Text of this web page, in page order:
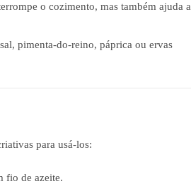
o cozimento, mas também ajuda a
pimenta-do-reino, páprica ou ervas
para usá-los:
fio de azeite.